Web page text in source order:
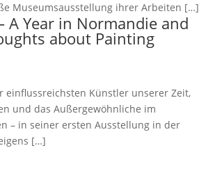
Museumsausstellung ihrer Arbeiten […]
A Year in Normandie and
about Painting
einflussreichsten Künstler unserer Zeit,
und das Außergewöhnliche im
– in seiner ersten Ausstellung in der
[…]